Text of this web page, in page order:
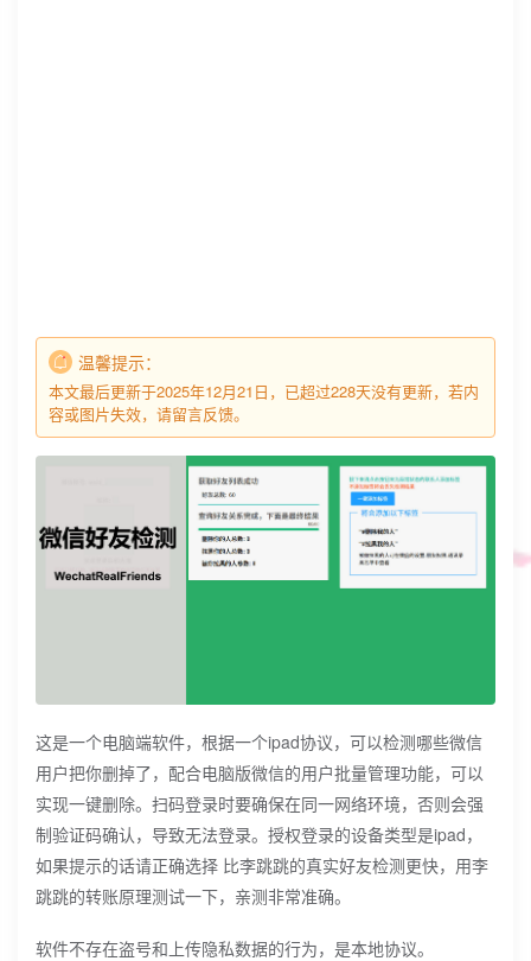
温馨提示：
本文最后更新于2025年12月21日，已超过228天没有更新，若内
容或图片失效，请留言反馈。
这是一个电脑端软件，根据一个ipad协议，可以检测哪些微信
用户把你删掉了，配合电脑版微信的用户批量管理功能，可以
实现一键删除。扫码登录时要确保在同一网络环境，否则会强
制验证码确认，导致无法登录。授权登录的设备类型是ipad，
如果提示的话请正确选择 比李跳跳的真实好友检测更快，用李
跳跳的转账原理测试一下，亲测非常准确。
软件不存在盗号和上传隐私数据的行为，是本地协议。